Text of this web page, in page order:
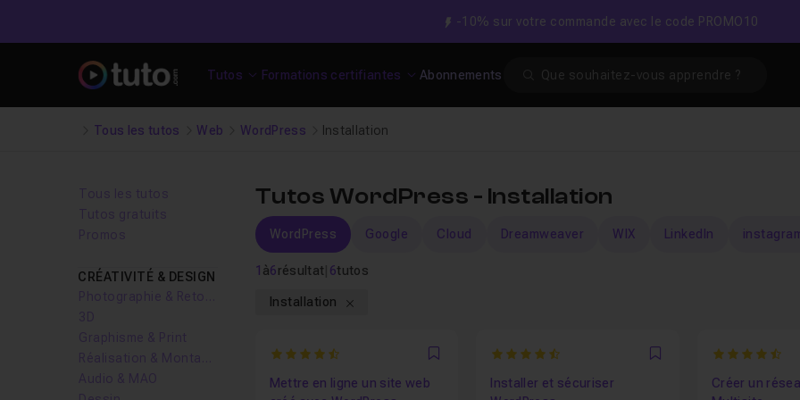
-10% sur votre commande avec le code PROMO10
Tutos Formations certifiantes Abonnements
Tous les tutos Web WordPress Installation
Tous les tutos
Tutos gratuits
Promos
CRÉATIVITÉ & DESIGN
3D
Graphisme & Print
Audio & MAO
Tutos WordPress - Installation
WordPress Google Cloud Dreamweaver WIX LinkedIn
1 à6résultat 6tutos
Installation
4.7894736842105 Favori
Mettre en ligne un site web
4.3636363636364 Favori
Installer et sécuriser
Créer un